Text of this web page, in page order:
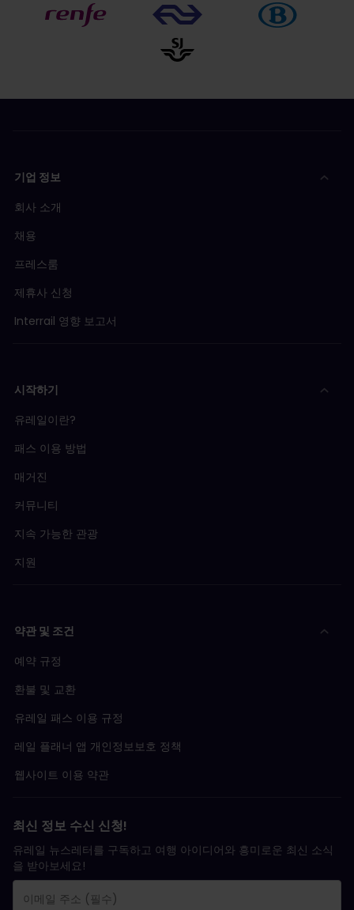
기업 정보
회사 소개
채용
프레스룸
제휴사 신청
Interrail 영향 보고서
시작하기
유레일이란?
패스 이용 방법
매거진
커뮤니티
지속 가능한 관광
지원
약관 및 조건
예약 규정
환불 및 교환
유레일 패스 이용 규정
레일 플래너 앱 개인정보보호 정책
웹사이트 이용 약관
최신 정보 수신 신청!
유레일 뉴스레터를 구독하고 여행 아이디어와 흥미로운 최신 소식
을 받아보세요!